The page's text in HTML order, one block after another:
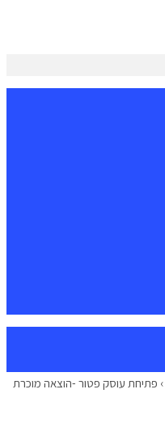
› פתיחת עוסק פטור -הוצאה מוכרת